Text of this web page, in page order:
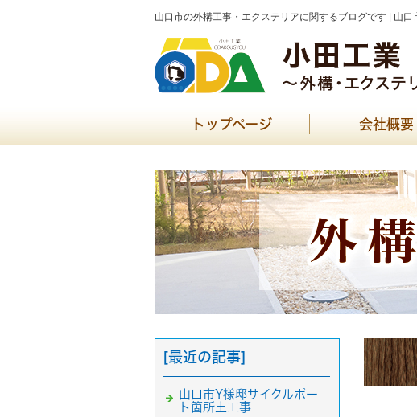
山口市の外構工事・エクステリアに関するブログです | 山
トップページ 会社概要
[最近の記事]
山口市Y様邸サイクルポー
ト箇所土工事